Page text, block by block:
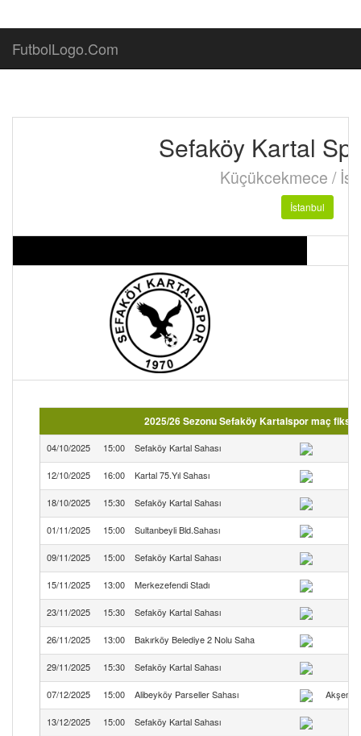
FutbolLogo.Com
Sefaköy Kartal
Küçükcekmece /
İstanbul
2025/26 Sezonu Sefaköy Kartalspor maç
04/10/2025 15:00 Sefaköy Kartal Sahası
12/10/2025 16:00 Kartal 75.Yıl Sahası
18/10/2025 15:30 Sefaköy Kartal Sahası
01/11/2025 15:00 Sultanbeyli Bld.Sahası
09/11/2025 15:00 Sefaköy Kartal Sahası
15/11/2025 13:00 Merkezefendi Stadı
23/11/2025 15:30 Sefaköy Kartal Sahası
26/11/2025 13:00 Bakırköy Belediye 2 Nolu Saha
29/11/2025 15:30 Sefaköy Kartal Sahası
07/12/2025 15:00 Alibeyköy Parseller Sahası
13/12/2025 15:00 Sefaköy Kartal Sahası